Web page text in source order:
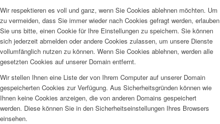
Wir respektieren es voll und ganz, wenn Sie Cookies ablehnen möchten. Um
zu vermeiden, dass Sie immer wieder nach Cookies gefragt werden, erlauben
Sie uns bitte, einen Cookie für Ihre Einstellungen zu speichern. Sie können
sich jederzeit abmelden oder andere Cookies zulassen, um unsere Dienste
vollumfänglich nutzen zu können. Wenn Sie Cookies ablehnen, werden alle
gesetzten Cookies auf unserer Domain entfernt.
Wir stellen Ihnen eine Liste der von Ihrem Computer auf unserer Domain
gespeicherten Cookies zur Verfügung. Aus Sicherheitsgründen können wie
Ihnen keine Cookies anzeigen, die von anderen Domains gespeichert
werden. Diese können Sie in den Sicherheitseinstellungen Ihres Browsers
einsehen.